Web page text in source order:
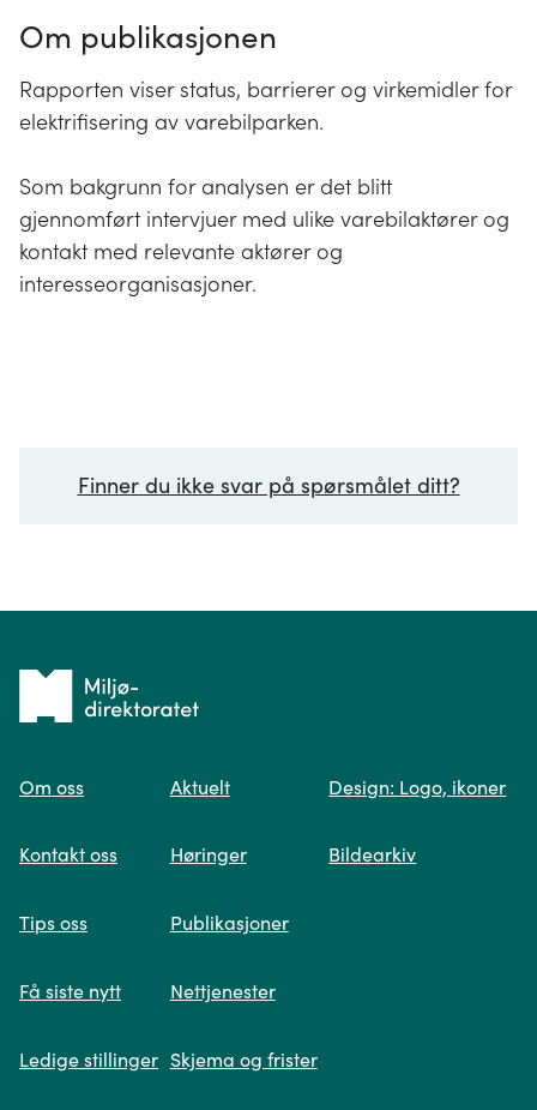
Om publikasjonen
Rapporten viser status, barrierer og virkemidler for
elektrifisering av varebilparken.
Som bakgrunn for analysen er det blitt
gjennomført intervjuer med ulike varebilaktører og
kontakt med relevante aktører og
interesseorganisasjoner.
Finner du ikke svar på spørsmålet ditt?
Spør oss
søk og viser deg vår mest relevante
Tilbake
forsiden
Om oss
Kontakt oss
Tips oss
Få siste nytt
Ledige stillinger
Aktuelt
Høringer
Publikasjoner
Nettjenester
Skjema og frister
Design: Logo, ikoner
Bildearkiv